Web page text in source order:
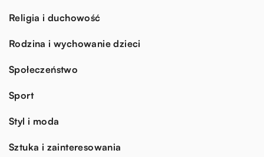
Religia i duchowość
Rodzina i wychowanie dzieci
Społeczeństwo
Sport
Styl i moda
Sztuka i zainteresowania